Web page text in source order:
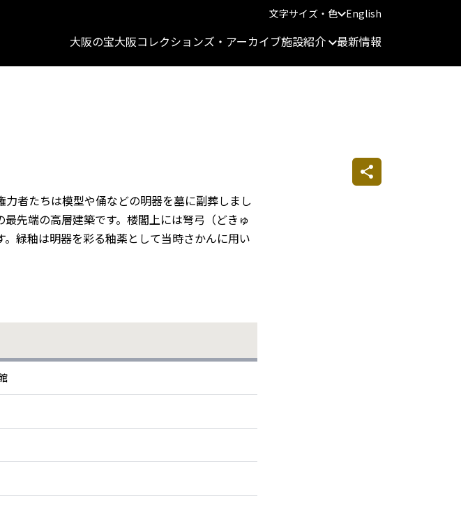
文字サイズ・色 English
大阪の宝大阪コレクションズ・アーカイブ施設紹介 最新情報
者たちは模型や俑などの明器を墓に副葬しまし
先端の高層建築です。楼閣上には弩弓（どきゅ
緑釉は明器を彩る釉薬として当時さかんに用い